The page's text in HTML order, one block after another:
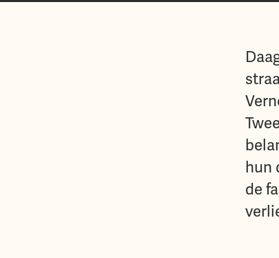
hun
de